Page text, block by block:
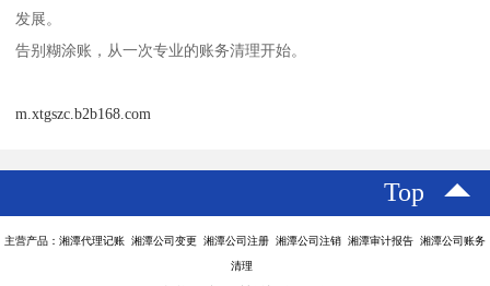
发展。
告别糊涂账，从一次专业的账务清理开始。
m.xtgszc.b2b168.com
Top
主营产品：湘潭代理记账 湘潭公司变更 湘潭公司注册 湘潭公司注销 湘潭审计报告 湘潭公司账务
清理